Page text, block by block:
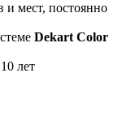
и мест, постоянно
Dekart Color
лет